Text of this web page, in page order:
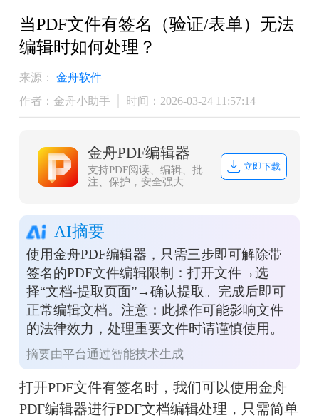
当PDF文件有签名（验证/表单）无法
编辑时如何处理？
来源：
金舟软件
作者：金舟小助手
时间：2026-03-24 11:57:14
金舟PDF编辑器
支持PDF阅读、编辑、批
注、保护，安全强大
立即下载
AI摘要
使用金舟PDF编辑器，只需三步即可解除带
签名的PDF文件编辑限制：打开文件→选
择“文档-提取页面”→确认提取。完成后即可
正常编辑文档。注意：此操作可能影响文件
的法律效力，处理重要文件时请谨慎使用。
摘要由平台通过智能技术生成
打开PDF文件有签名时，我们可以使用金舟
PDF编辑器进行PDF文档编辑处理，只需简单